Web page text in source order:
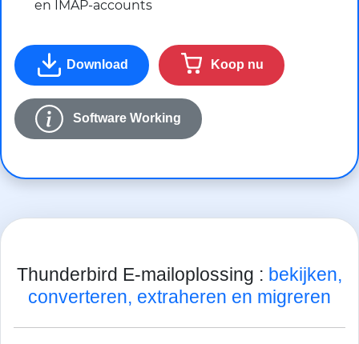
en IMAP-accounts
Download Koop nu
Software Working
Thunderbird E-mailoplossing : bekijken,
converteren, extraheren en migreren